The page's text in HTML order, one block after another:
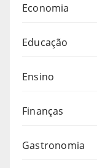
Economia
Educação
Ensino
Finanças
Gastronomia